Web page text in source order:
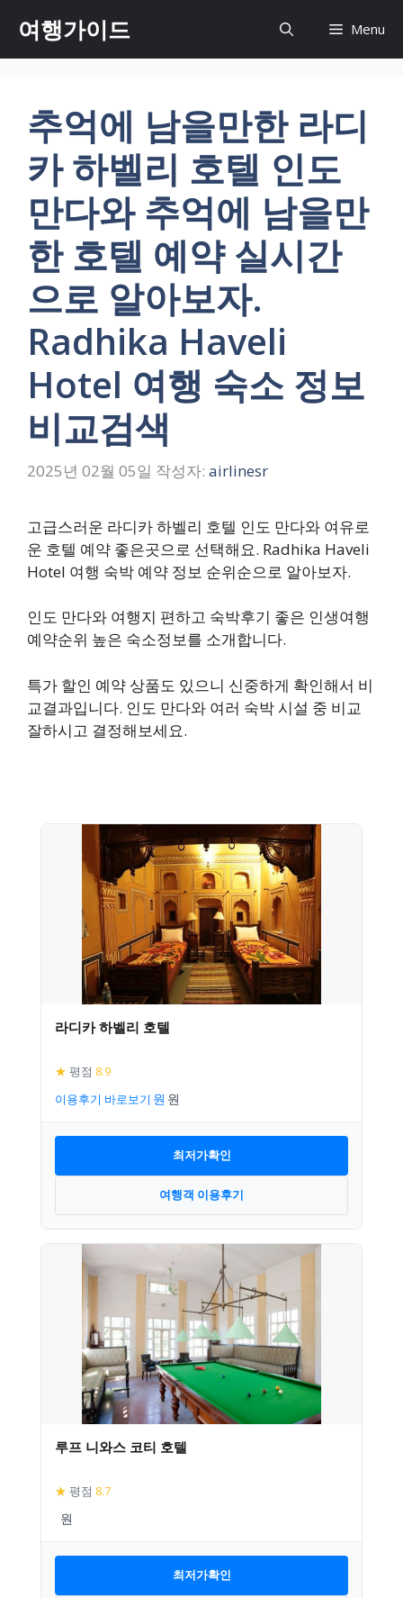
츠
여행가이드 Menu
추억에 남을만한 라디
카 하벨리 호텔 인도
만다와 추억에 남을만
한 호텔 예약 실시간
으로 알아보자.
Radhika Haveli
Hotel 여행 숙소 정보
비교검색
2025년 02월 05일 작성자: airlinesr
고급스러운 라디카 하벨리 호텔 인도 만다와 여유로
운 호텔 예약 좋은곳으로 선택해요. Radhika Haveli
Hotel 여행 숙박 예약 정보 순위순으로 알아보자.
인도 만다와 여행지 편하고 숙박후기 좋은 인생여행
예약순위 높은 숙소정보를 소개합니다.
특가 할인 예약 상품도 있으니 신중하게 확인해서 비
교결과입니다. 인도 만다와 여러 숙박 시설 중 비교
잘하시고 결정해보세요.
라디카 하벨리 호텔
★ 평점 8.9
이용후기 바로보기
최저가확인
여행객 이용후기
루프 니와스 코티 호텔
★ 평점 8.7
최저가확인